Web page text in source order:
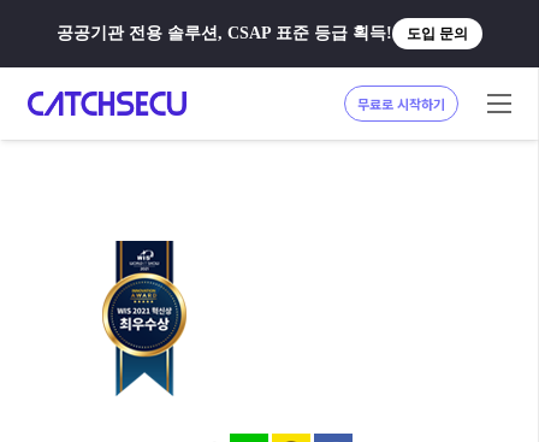
공공기관 전용 솔루션, CSAP 표준 등급 획득! 도입 문의
무료로 시작하기